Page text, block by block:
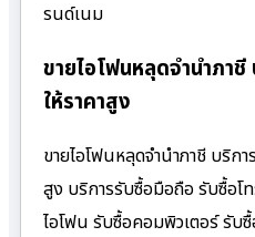
รนด์เนม
ขายไอโฟนหลุดจำนำภา
ให้ราคาสูง
ขายไอโฟนหลุดจำนำภาชี บริก
สูง บริการรับซื้อมือถือ รับซื้อ
ไอโฟน รับซื้อคอมพิวเตอร์ รับ